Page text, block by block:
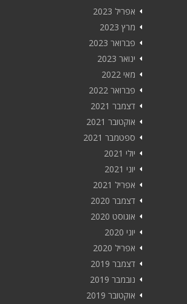
אפריל 2023
מרץ 2023
פברואר 2023
ינואר 2023
מאי 2022
פברואר 2022
דצמבר 2021
אוקטובר 2021
ספטמבר 2021
יולי 2021
יוני 2021
אפריל 2021
דצמבר 2020
אוגוסט 2020
יוני 2020
אפריל 2020
דצמבר 2019
נובמבר 2019
אוקטובר 2019